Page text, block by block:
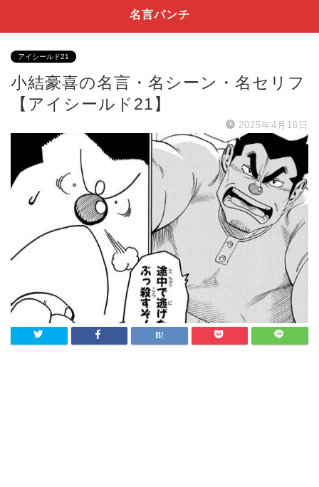
名言パンチ
アイシールド21
小結豪喜の名言・名シーン・名セリフ
【アイシールド21】
2025年4月16日